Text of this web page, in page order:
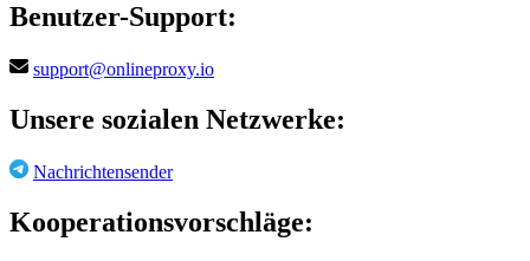
Benutzer-Support:
support@onlineproxy.io
Unsere sozialen Netzwerke:
Nachrichtensender
Kooperationsvorschläge: